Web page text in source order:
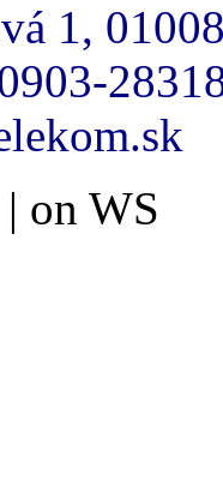
1,
| on WS